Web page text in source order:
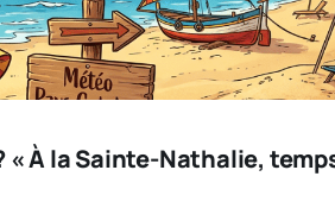
À la Sainte-Nathalie,